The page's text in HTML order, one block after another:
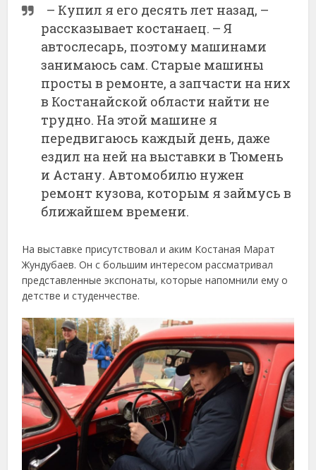
– Купил я его десять лет назад, –
рассказывает костанаец. – Я
автослесарь, поэтому машинами
занимаюсь сам. Старые машины
просты в ремонте, а запчасти на них
в Костанайской области найти не
трудно. На этой машине я
передвигаюсь каждый день, даже
ездил на ней на выставки в Тюмень
и Астану. Автомобилю нужен
ремонт кузова, которым я займусь в
ближайшем времени.
На выставке присутствовал и аким Костаная Марат
Жундубаев. Он с большим интересом рассматривал
представленные экспонаты, которые напомнили ему о
детстве и студенчестве.